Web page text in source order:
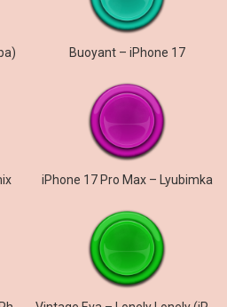
Buoyant – iPhone 17
iPhone 17 Pro Max – Lyubimka